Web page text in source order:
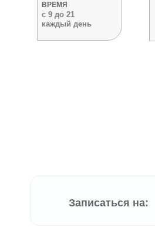
ВРЕМЯ
с 9 до 21
каждый день
Записаться на: